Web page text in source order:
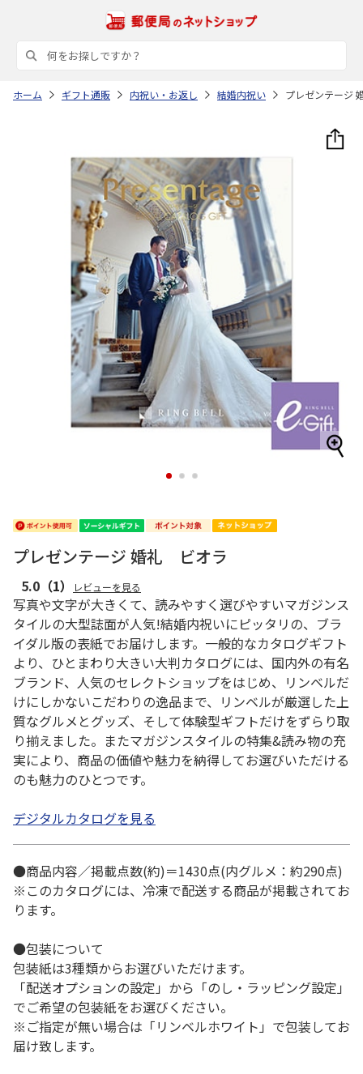
ホーム ギフト通販 内祝い・お返し 結婚内祝い プレゼンテージ
1 2 3
プレゼンテージ 婚礼 ビオラ
5.0 （1） レビューを見る
写真や文字が大きくて、読みやすく選びやすいマガジンス
タイルの大型誌面が人気!結婚内祝いにピッタリの、ブラ
イダル版の表紙でお届けします。一般的なカタログギフト
より、ひとまわり大きい大判カタログには、国内外の有名
ブランド、人気のセレクトショップをはじめ、リンベルだ
けにしかないこだわりの逸品まで、リンベルが厳選した上
質なグルメとグッズ、そして体験型ギフトだけをずらり取
り揃えました。またマガジンスタイルの特集&読み物の充
実により、商品の価値や魅力を納得してお選びいただける
のも魅力のひとつです。
デジタルカタログを見る
●商品内容／掲載点数(約)＝1430点(内グルメ：約290点)
※このカタログには、冷凍で配送する商品が掲載されてお
ります。
●包装について
包装紙は3種類からお選びいただけます。
「配送オプションの設定」から「のし・ラッピング設定」
でご希望の包装紙をお選びください。
※ご指定が無い場合は「リンベルホワイト」で包装してお
届け致します。